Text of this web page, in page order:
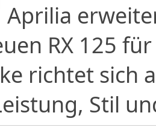
Aprilia
RX 125
richtet sich
Stil